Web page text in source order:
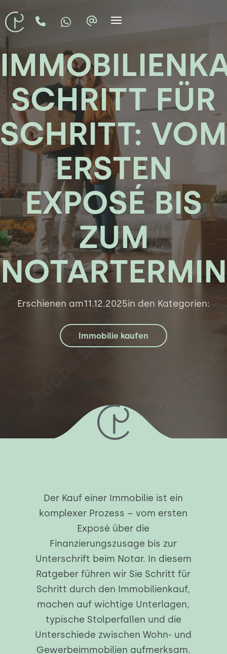
SCHRITT FÜR
SCHRITT: VOM
ERSTEN
EXPOSÉ BIS
ZUM
NOTARTERMIN
Erschienen am11.12.2025in den Kategorien:
Immobilie kaufen
Der Kauf einer Immobilie ist ein
komplexer Prozess – vom ersten
Exposé über die
Finanzierungszusage bis zur
Unterschrift beim Notar. In diesem
Ratgeber führen wir Sie Schritt für
Schritt durch den Immobilienkauf,
machen auf wichtige Unterlagen,
typische Stolperfallen und die
Unterschiede zwischen Wohn- und
Gewerbeimmobilien aufmerksam.